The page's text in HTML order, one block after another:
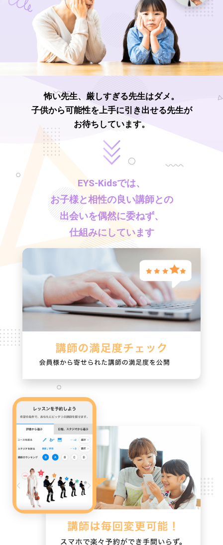
怖い先生、厳しすぎる先生はダメ。
子供から可能性を上手に引き出せる先生が
お待ちしています。
EYS-Kidsでは、
お子様と相性の良い講師との
出会いを偶然に委ねず、
仕組みにしています